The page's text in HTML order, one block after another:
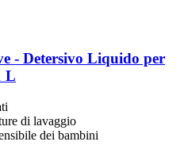
-​ Detersivo Liquido per
L
di lavaggio
dei bambini